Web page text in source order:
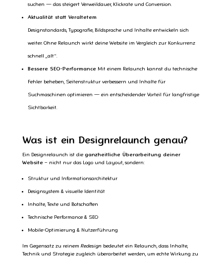
suchen — das steigert Verweildauer, Klickrate und Conversion.
Aktualität statt Veraltetem
Designstandards, Typografie, Bildsprache und Inhalte entwickeln sich
weiter. Ohne Relaunch wirkt deine Website im Vergleich zur Konkurrenz
schnell „alt“.
Bessere SEO-Performance Mit einem Relaunch kannst du technische
Fehler beheben, Seitenstruktur verbessern und Inhalte für
Suchmaschinen optimieren — ein entscheidender Vorteil für langfristige
Sichtbarkeit.
Was ist ein Designrelaunch genau?
Ein Designrelaunch ist die ganzheitliche Überarbeitung deiner
Website – nicht nur das Logo und Layout, sondern:
Struktur und Informationsarchitektur
Designsystem & visuelle Identität
Inhalte, Texte und Botschaften
Technische Performance & SEO
Mobile-Optimierung & Nutzerführung
Im Gegensatz zu reinem Redesign bedeutet ein Relaunch, dass Inhalte,
Technik und Strategie zugleich überarbeitet werden, um echte Wirkung zu